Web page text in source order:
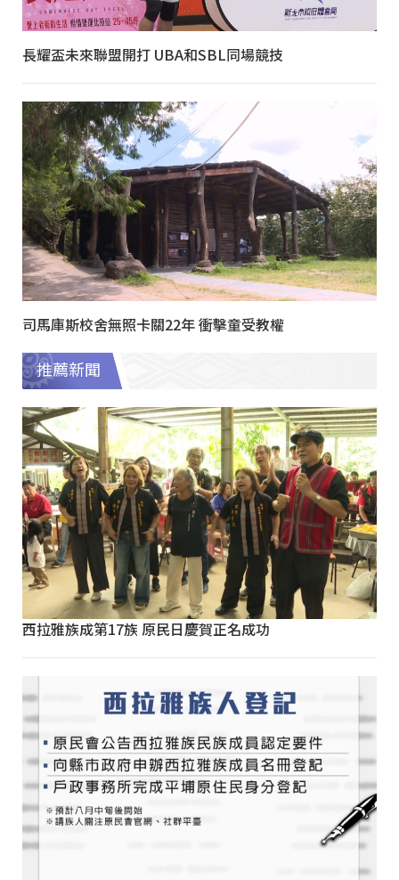
長耀盃未來聯盟開打 UBA和SBL同場競技
司馬庫斯校舍無照卡關22年 衝擊童受教權
推薦新聞
西拉雅族成第17族 原民日慶賀正名成功